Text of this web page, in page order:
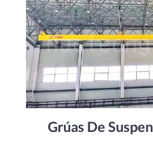
Grúas De